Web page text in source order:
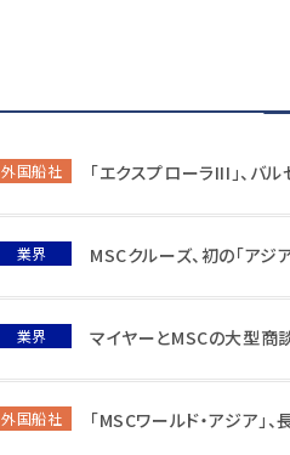
外国船社 「エクスプローラIII」、バ
業界 MSCクルーズ、初の「アジ
業界 マイヤーとMSCの大型商
外国船社 「MSCワールド・アジア」